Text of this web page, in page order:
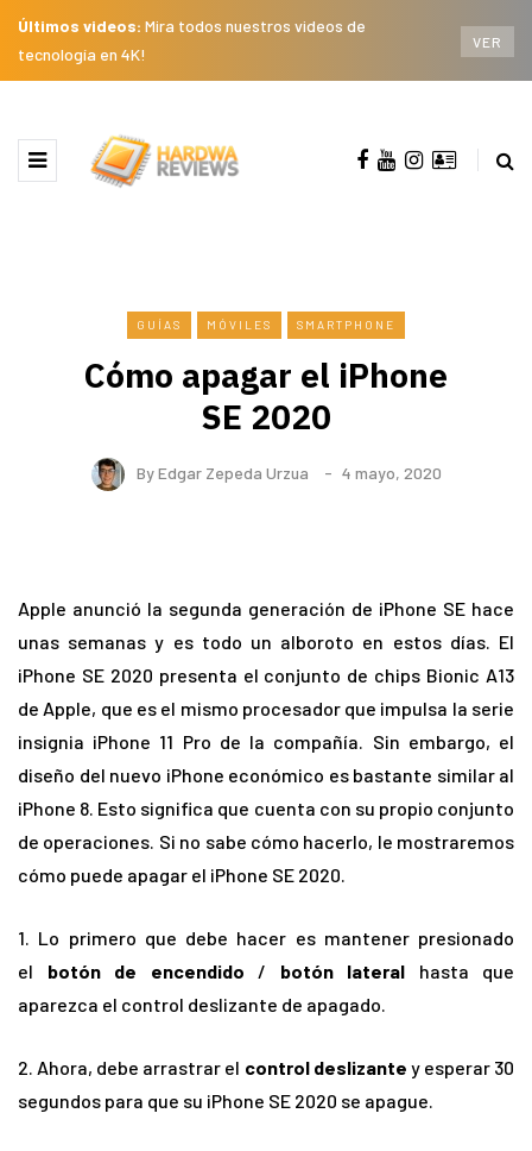
Últimos videos: Mira todos nuestros videos de
tecnología en 4K!
VER
GUÍAS MÓVILES SMARTPHONE
Cómo apagar el iPhone
SE 2020
ByEdgar Zepeda Urzua 4 mayo, 2020
Apple anunció la segunda generación de iPhone SE hace
unas semanas y es todo un alboroto en estos días. El
iPhone SE 2020 presenta el conjunto de chips Bionic A13
de Apple, que es el mismo procesador que impulsa la serie
insignia iPhone 11 Pro de la compañía. Sin embargo, el
diseño del nuevo iPhone económico es bastante similar al
iPhone 8. Esto significa que cuenta con su propio conjunto
de operaciones. Si no sabe cómo hacerlo, le mostraremos
cómo puede apagar el iPhone SE 2020.
1. Lo primero que debe hacer es mantener presionado
el botón de encendido / botón lateral hasta que
aparezca el control deslizante de apagado.
2. Ahora, debe arrastrar el control deslizante y esperar 30
segundos para que su iPhone SE 2020 se apague.